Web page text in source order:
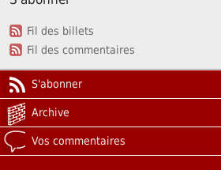
Fil des billets
Fil des commentaires
S'abonner
Archive
Vos commentaires